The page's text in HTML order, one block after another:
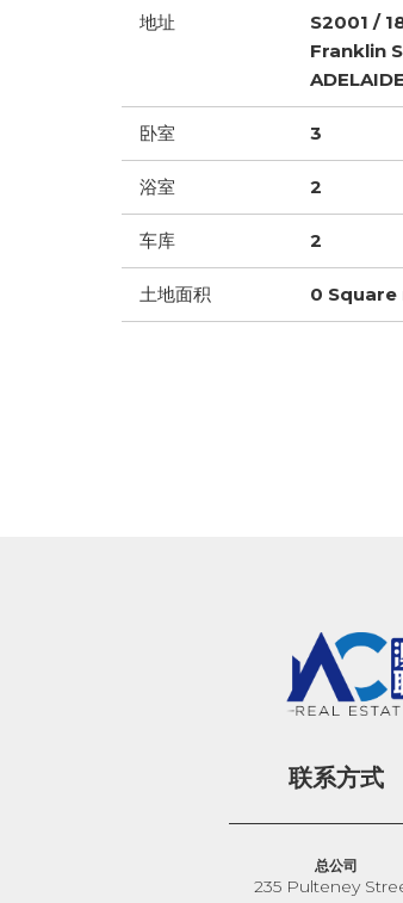
地址
S2001 /
Franklin
卧室 3
浴室 2
车库 2
土地面积 0
联系方式
总公司
235 Pulteney